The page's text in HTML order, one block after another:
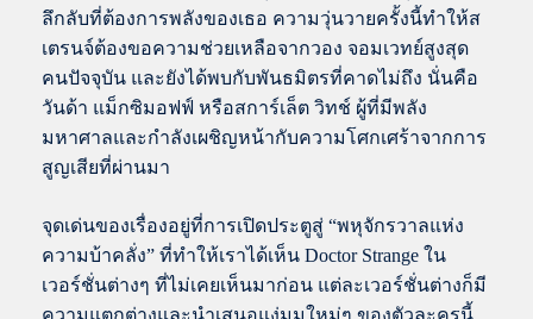
ลึกลับที่ต้องการพลังของเธอ ความวุ่นวายครั้งนี้ทำให้ส
เตรนจ์ต้องขอความช่วยเหลือจากวอง จอมเวทย์สูงสุด
คนปัจจุบัน และยังได้พบกับพันธมิตรที่คาดไม่ถึง นั่นคือ
วันด้า แม็กซิมอฟฟ์ หรือสการ์เล็ต วิทช์ ผู้ที่มีพลัง
มหาศาลและกำลังเผชิญหน้ากับความโศกเศร้าจากการ
สูญเสียที่ผ่านมา
จุดเด่นของเรื่องอยู่ที่การเปิดประตูสู่ “พหุจักรวาลแห่ง
ความบ้าคลั่ง” ที่ทำให้เราได้เห็น Doctor Strange ใน
เวอร์ชั่นต่างๆ ที่ไม่เคยเห็นมาก่อน แต่ละเวอร์ชั่นต่างก็มี
ความแตกต่างและนำเสนอแง่มุมใหม่ๆ ของตัวละครนี้